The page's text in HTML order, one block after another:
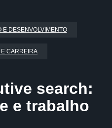
E DESENVOLVIMENTO
CARREIRA
search:
e trabalho